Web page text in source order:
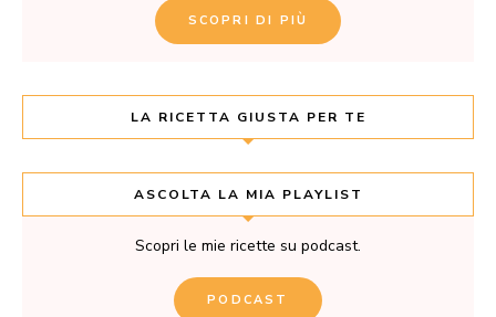
SCOPRI DI PIÙ
LA RICETTA GIUSTA PER TE
ASCOLTA LA MIA PLAYLIST
Scopri le mie ricette su podcast.
PODCAST